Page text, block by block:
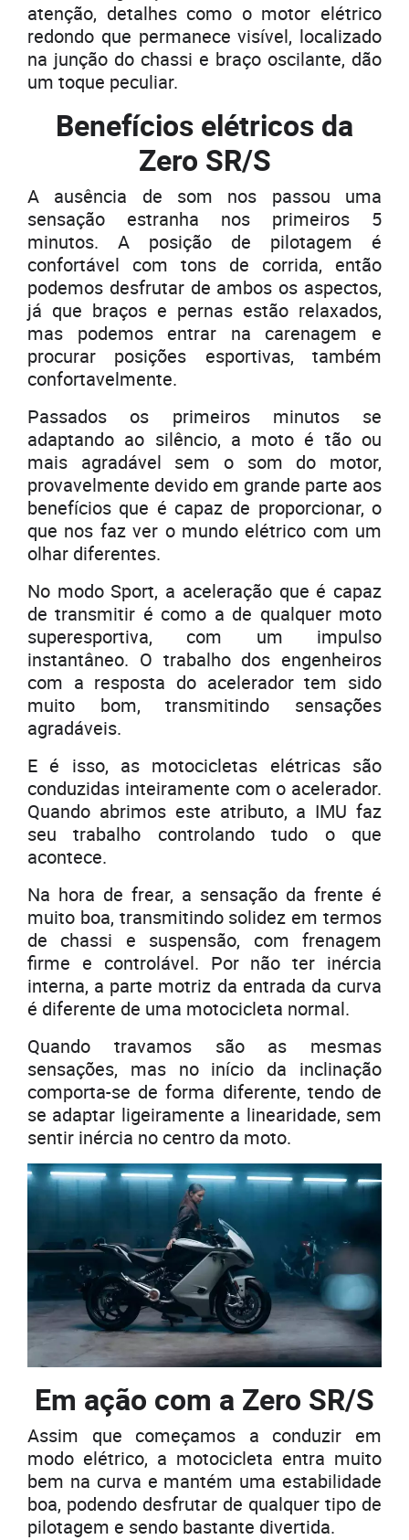
atenção, detalhes como o motor elétrico
redondo que permanece visível, localizado
na junção do chassi e braço oscilante, dão
um toque peculiar.
Benefícios elétricos da
Zero SR/S
A ausência de som nos passou uma
sensação estranha nos primeiros 5
minutos. A posição de pilotagem é
confortável com tons de corrida, então
podemos desfrutar de ambos os aspectos,
já que braços e pernas estão relaxados,
mas podemos entrar na carenagem e
procurar posições esportivas, também
confortavelmente.
Passados ​​os primeiros minutos se
adaptando ao silêncio, a moto é tão ou
mais agradável sem o som do motor,
provavelmente devido em grande parte aos
benefícios que é capaz de proporcionar, o
que nos faz ver o mundo elétrico com um
olhar diferentes.
No modo Sport, a aceleração que é capaz
de transmitir é como a de qualquer moto
superesportiva, com um impulso
instantâneo. O trabalho dos engenheiros
com a resposta do acelerador tem sido
muito bom, transmitindo sensações
agradáveis.
E é isso, as motocicletas elétricas são
conduzidas inteiramente com o acelerador.
Quando abrimos este atributo, a IMU faz
seu trabalho controlando tudo o que
acontece.
Na hora de frear, a sensação da frente é
muito boa, transmitindo solidez em termos
de chassi e suspensão, com frenagem
firme e controlável. Por não ter inércia
interna, a parte motriz da entrada da curva
é diferente de uma motocicleta normal.
Quando travamos são as mesmas
sensações, mas no início da inclinação
comporta-se de forma diferente, tendo de
se adaptar ligeiramente a linearidade, sem
sentir inércia no centro da moto.
Em ação com a Zero SR/S
Assim que começamos a conduzir em
modo elétrico, a motocicleta entra muito
bem na curva e mantém uma estabilidade
boa, podendo desfrutar de qualquer tipo de
pilotagem e sendo bastante divertida.